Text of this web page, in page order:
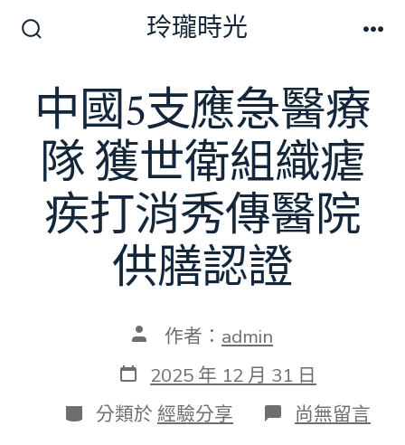
換
開
關
玲瓏時光
中國5支應急醫療
隊 獲世衛組織瘧
疾打消秀傳醫院
供膳認證
文
作
者
作者： admin
發
表
日
期
2025 年 12 月 31 日
分
類
分類於 經驗分享 在
〈中
尚無留言